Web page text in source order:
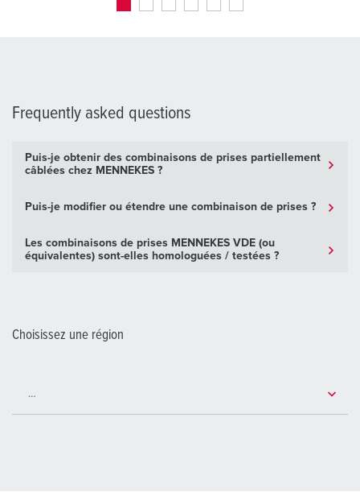
Frequently asked questions
Puis-je obtenir des combinaisons de prises partiellement
câblées chez MENNEKES ?
Puis-je modifier ou étendre une combinaison de prises ?
Les combinaisons de prises MENNEKES VDE (ou
équivalentes) sont-elles homologuées / testées ?
Choisissez une région